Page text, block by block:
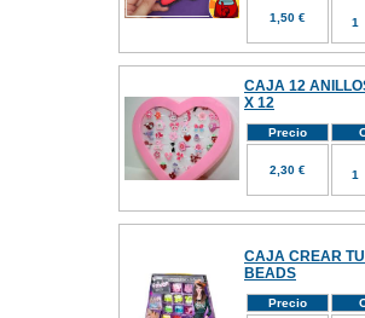
1,50 €
CAJA 12
X 12
Precio
2,30 €
CAJA CREAR
BEADS
Precio